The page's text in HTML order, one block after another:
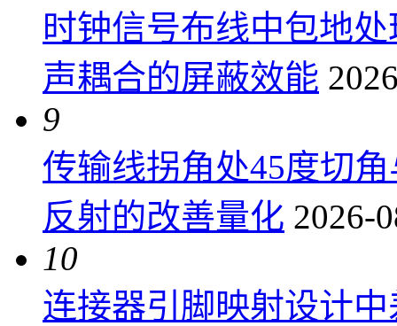
时钟信号布线中包地
声耦合的屏蔽效能
9
传输线拐角处45度切
反射的改善量化 2026-
10
连接器引脚映射设计